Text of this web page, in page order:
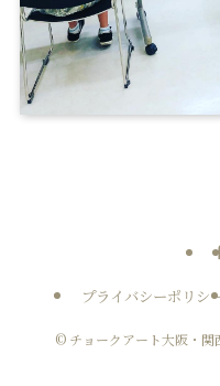
プライバシーポリシ
© チョークアート大阪・